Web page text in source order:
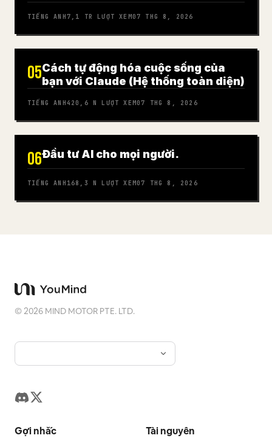
TIẾNG ANH7,1 TR LƯỢT XEM07 THG 8, 2026
05Cách tự động hóa cuộc sống của
bạn với Claude (Hệ thống toàn diện)
TIẾNG ANH420,6 N LƯỢT XEM07 THG 8, 2026
06Đầu tư AI cho mọi người.
TIẾNG ANH 168,3 N LƯỢT XEM07 THG 8, 2026
©2026 MIND MOTOR PTE. LTD.
Gợi nhắc Tài nguyên